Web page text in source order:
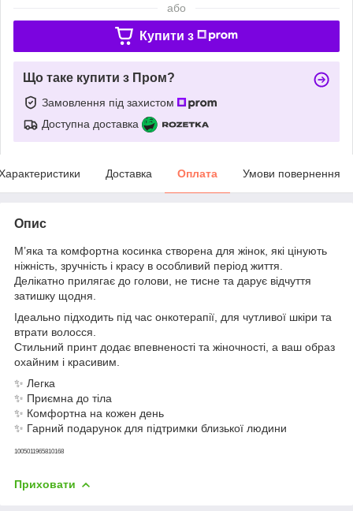
або
Купити з
Що таке купити з Пром?
Замовлення під захистом
Доступна доставка
Доставка Оплата Умови повернення
Опис
М’яка та комфортна косинка створена для жінок, які цінують
ніжність, зручність і красу в особливий період життя.
Делікатно прилягає до голови, не тисне та дарує відчуття
затишку щодня.
Ідеально підходить під час онкотерапії, для чутливої шкіри та
втрати волосся.
Стильний принт додає впевненості та жіночності, а ваш образ
охайним і красивим.
✨ Легка
✨ Приємна до тіла
✨ Комфортна на кожен день
✨ Гарний подарунок для підтримки близької людини
1005011965810168
Приховати